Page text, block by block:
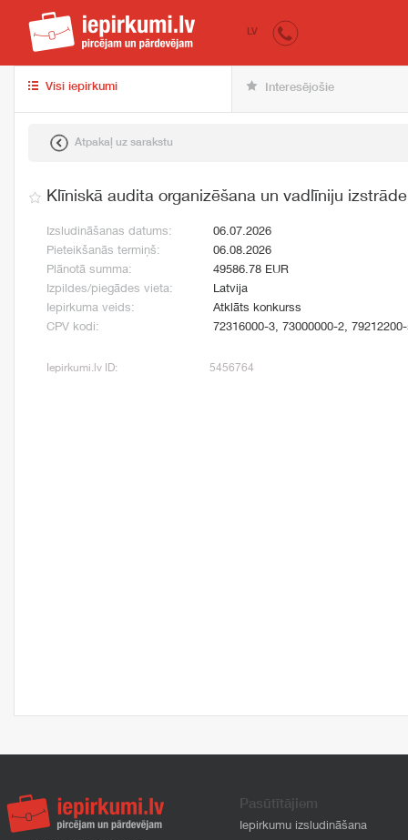
iepirkumi.lv
LV
Visi iepirkumi Interesējošie
Atpakaļ uz sarakstu
Klīniskā audita organizēšana un vadlīniju izstrāde
Izsludināšanas datums:
06.07.2026
Pieteikšanās termiņš:
06.08.2026
Plānotā summa:
49586.78 EUR
Izpildes/piegādes vieta:
Latvija
Iepirkuma veids:
Atklāts konkurss
CPV kodi:
72316000-3, 73000000-2,
Iepirkumi.lv ID: 5456764
Pasūtītājiem
Iepirkumu izsludināšana